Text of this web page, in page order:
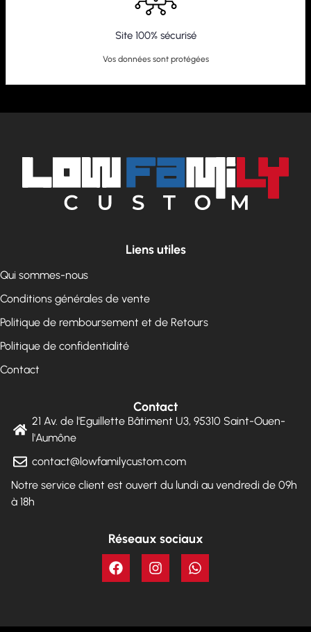
Site 100% sécurisé
Vos données sont protégées
Liens utiles
Qui sommes-nous
Conditions générales de vente
Politique de remboursement et de Retours
Politique de confidentialité
Contact
Contact
21 Av. de l'Eguillette Bâtiment U3, 95310 Saint-Ouen-
l'Aumône
contact@lowfamilycustom.com
Notre service client est ouvert du lundi au vendredi de 09h
à 18h
Réseaux sociaux